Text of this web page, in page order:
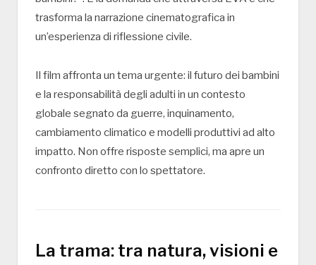
trasforma la narrazione cinematografica in
un’esperienza di riflessione civile.
Il film affronta un tema urgente: il futuro dei bambini
e la responsabilità degli adulti in un contesto
globale segnato da guerre, inquinamento,
cambiamento climatico e modelli produttivi ad alto
impatto. Non offre risposte semplici, ma apre un
confronto diretto con lo spettatore.
La trama: tra natura, visioni e